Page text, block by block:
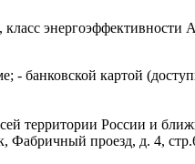
энергоэффективности
банковской картой
России и
Фабричный проезд, д. 4,